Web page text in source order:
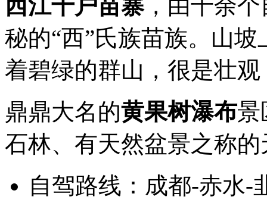
西江千户苗寨，由十余
秘的“西”氏族苗族。山
着碧绿的群山，很是壮观
鼎鼎大名的黄果树瀑布景
石林、有天然盆景之称
自驾路线：成都-赤水-